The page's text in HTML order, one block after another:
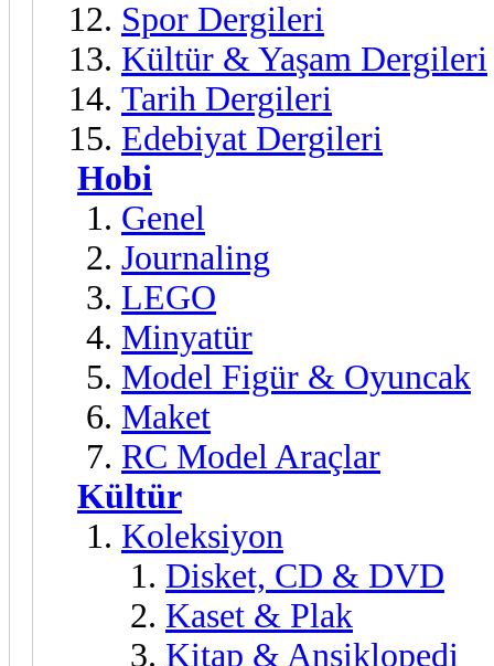
Spor Dergileri
Kültür & Yaşam Dergileri
Tarih Dergileri
Edebiyat Dergileri
Hobi
Genel
Journaling
LEGO
Minyatür
Model Figür & Oyuncak
Maket
RC Model Araçlar
Kültür
Koleksiyon
Disket, CD & DVD
Kaset & Plak
Kitap & Ansiklopedi